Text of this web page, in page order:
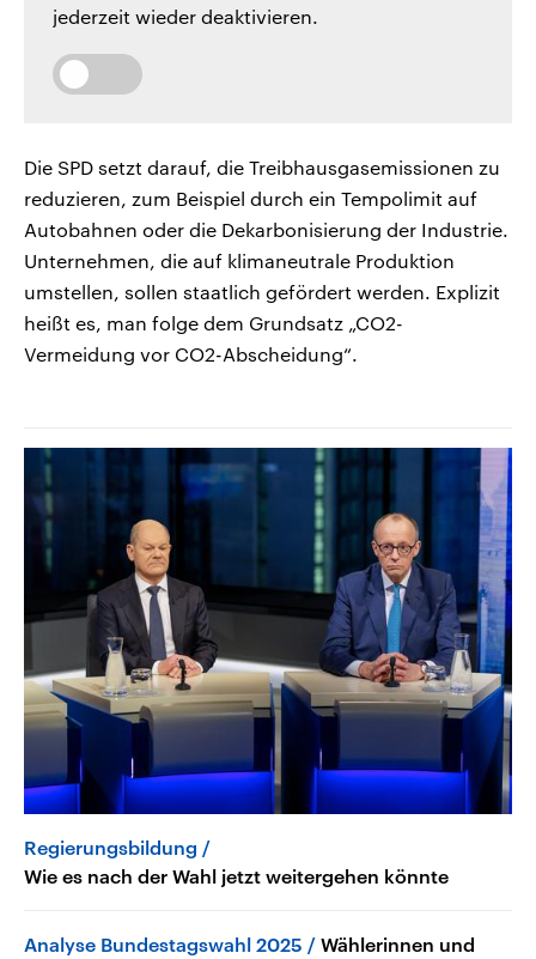
jederzeit wieder deaktivieren.
Die SPD setzt darauf, die Treibhausgasemissionen zu
reduzieren, zum Beispiel durch ein Tempolimit auf
Autobahnen oder die Dekarbonisierung der Industrie.
Unternehmen, die auf klimaneutrale Produktion
umstellen, sollen staatlich gefördert werden. Explizit
heißt es, man folge dem Grundsatz „CO2-
Vermeidung vor CO2-Abscheidung“.
Regierungsbildung
Wie es nach der Wahl jetzt weitergehen könnte
Analyse Bundestagswahl 2025
Wählerinnen und